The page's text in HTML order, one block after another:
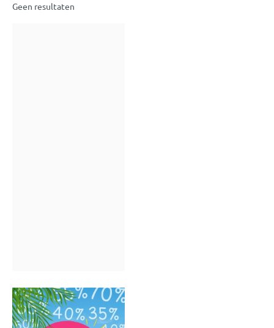
Geen resultaten